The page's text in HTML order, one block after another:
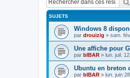
SUJETS
Windows 8
par drouizig » sam.
Une affiche pour
par bIBAR » lun. juil.
Ubuntu en breton
par bIBAR » lun. juin